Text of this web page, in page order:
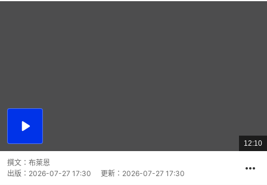
播
總
共
間
12:10
撰文： 布萊恩
出版： 2026-07-27 17:30 更新： 2026-07-27 17:30